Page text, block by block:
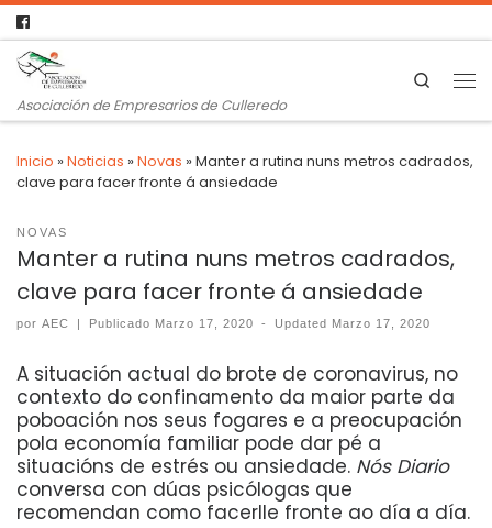
Asociación de Empresarios de Culleredo
Search
Inicio »Noticias »Novas »Manter a rutina nuns metros cadrados,
clave para facer fronte á ansiedade
NOVAS
Manter a rutina nuns metros cadrados,
clave para facer fronte á ansiedade
por AEC | Publicado Marzo 17, 2020 - Updated Marzo 17, 2020
A situación actual do brote de coronavirus, no
contexto do confinamento da maior parte da
poboación nos seus fogares e a preocupación
pola economía familiar pode dar pé a
situacións de estrés ou ansiedade. Nós Diario
conversa con dúas psicólogas que
recomendan como facerlle fronte ao día a día.